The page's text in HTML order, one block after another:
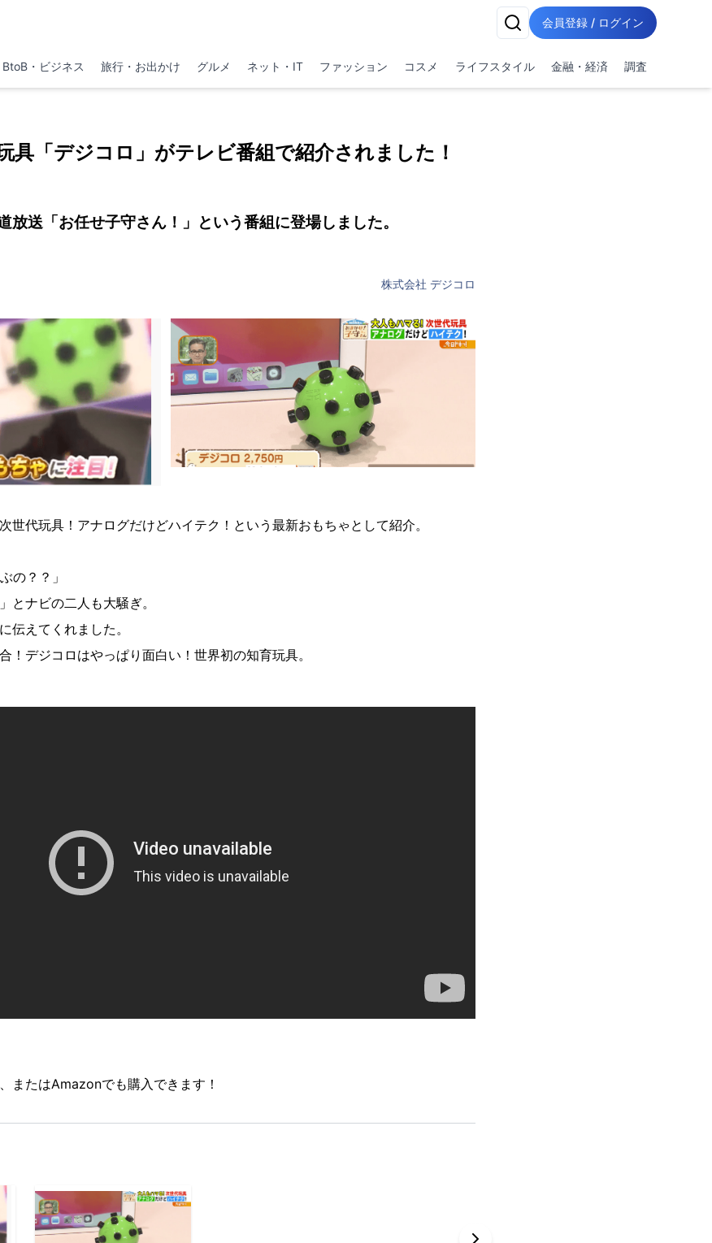
会員登録 / ログイン
BtoB・ビジネス 旅行・お出かけ グルメ ネット・IT ファッション コスメ ライフスタイル 金融・経済 調査
具「デジコロ」がテレビ番組で紹介されました！
放送「お任せ子守さん！」という番組に登場しました。
株式会社 デジコロ
世代玩具！アナログだけどハイテク！という最新おもちゃとして紹介。
の？？」
とナビの二人も大騒ぎ。
伝えてくれました。
！デジコロはやっぱり面白い！世界初の知育玩具。
またはAmazonでも購入できます！